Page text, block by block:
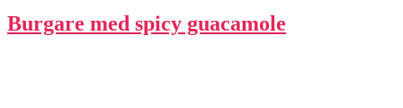
Burgare med spicy guacamole